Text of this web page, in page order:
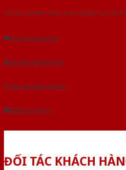
Với kinh nghiệm nhiêu năm nghiên cứu cửa
Gửi yêu cầu tư vấn
Tải báo giá tổng hợp
Yêu cầu gọi lại (3 phút)
Dành cho đại lý
ĐỐI TÁC KHÁCH